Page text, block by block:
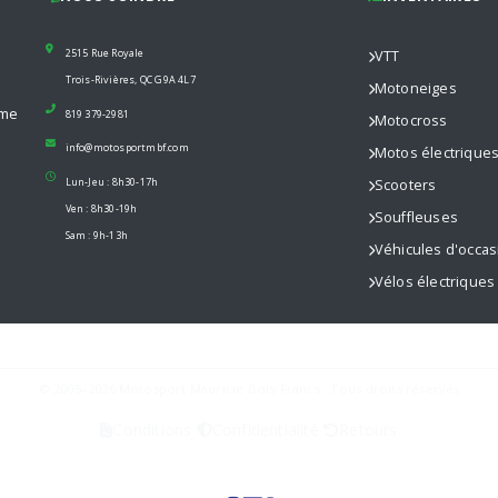
2515 Rue Royale
Trois-Rivières, QC G9A 4L7
819 379-2981
info@motosportmbf.com
Lun-Jeu : 8h30-17h
Ven : 8h30-19h
Sam : 9h-13h
VTT
Motoneiges
Motocross
Motos électriques
Scooters
Souffleuses
Véhicules
Vélos électriques